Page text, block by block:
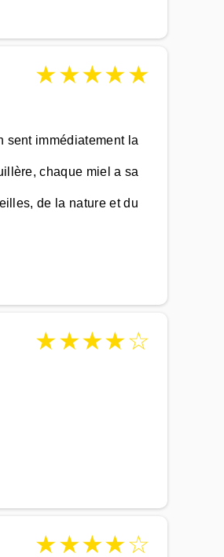
★★★★★
sent immédiatement la
chaque miel a sa
de la nature et du
★★★★☆
★★★★☆